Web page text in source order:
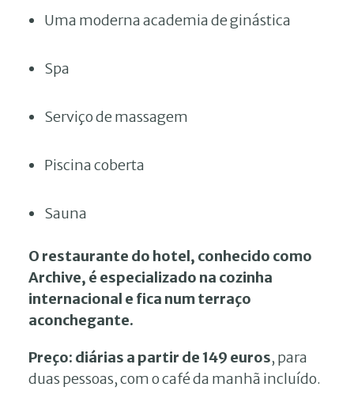
Uma moderna academia de ginástica
Spa
Serviço de massagem
Piscina coberta
Sauna
O restaurante do hotel, conhecido como
Archive, é especializado na cozinha
internacional e fica num terraço
aconchegante.
Preço: diárias a partir de 149 euros, para
duas pessoas, com o café da manhã incluído.